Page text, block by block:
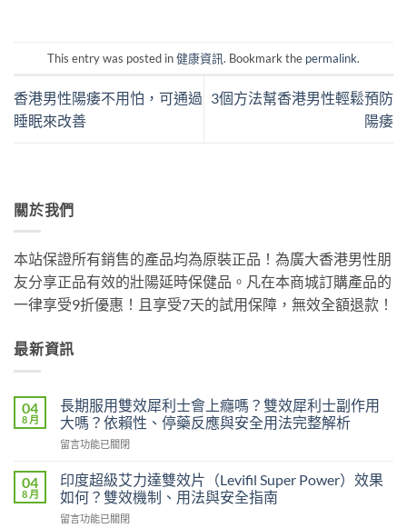
This entry was posted in健康資訊. Bookmark the permalink.
香港男性陽痿不用怕，可通過
睡眠來改善
3個方法幫香港男性輕鬆預防
陽痿
關於我們
本站保證所有銷售的產品均為原裝正品！為廣大香港男性朋
友分享正品有效的壯陽延時保健品。凡在本商城訂購產品的
一律享受9折優惠！且享受7天的試用保障，無效全額退款！
最新資訊
04
8 月
長期服用雙效犀利士會上癮嗎？雙效犀利士副作用
大嗎？依賴性、停藥反應與安全用法完整解析
在
期
服
用
雙
留言功能已關閉
04
8 月
印度超級艾力達雙效片（Levifil Super Power）效果
如何？雙效機制、用法與安全指南
在
留言功能已關閉